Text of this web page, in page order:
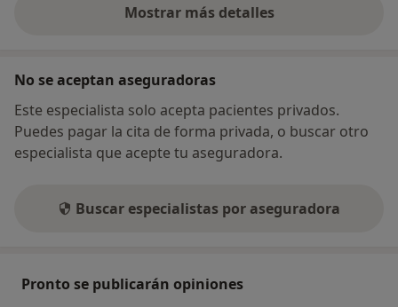
Mostrar más detalles
sobre la dirección
No se aceptan aseguradoras
Este especialista solo acepta pacientes privados.
Puedes pagar la cita de forma privada, o buscar otro
especialista que acepte tu aseguradora.
Buscar especialistas por aseguradora
Pronto se publicarán opiniones